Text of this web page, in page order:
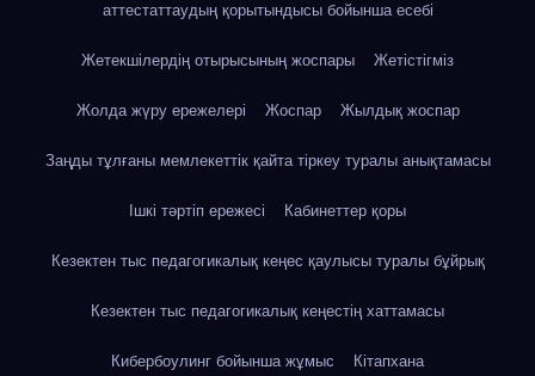
аттестаттаудың қорытындысы бойынша есебі
Жетекшілердің отырысының жоспары Жетістігміз
Жолда жүру ережелері Жоспар Жылдық жоспар
Заңды тұлғаны мемлекеттік қайта тіркеу туралы анықтамасы
Ішкі тәртіп ережесі Кабинеттер қоры
Кезектен тыс педагогикалық кеңес қаулысы туралы бұйрық
Кезектен тыс педагогикалық кеңестің хаттамасы
Кибербоулинг бойынша жұмыс Кітапхана